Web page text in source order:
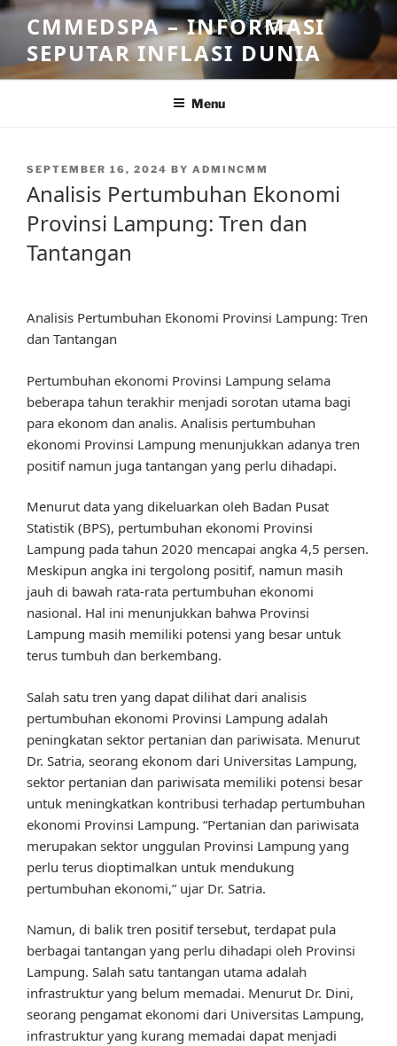
Skip
content
CMMEDSPA – INFORMASI
SEPUTAR INFLASI DUNIA
Menu
POSTED
SEPTEMBER 16, 2024 BY ADMINCMM
Analisis Pertumbuhan Ekonomi
Provinsi Lampung: Tren dan
Tantangan
Analisis Pertumbuhan Ekonomi Provinsi Lampung: Tren
dan Tantangan
Pertumbuhan ekonomi Provinsi Lampung selama
beberapa tahun terakhir menjadi sorotan utama bagi
para ekonom dan analis. Analisis pertumbuhan
ekonomi Provinsi Lampung menunjukkan adanya tren
positif namun juga tantangan yang perlu dihadapi.
Menurut data yang dikeluarkan oleh Badan Pusat
Statistik (BPS), pertumbuhan ekonomi Provinsi
Lampung pada tahun 2020 mencapai angka 4,5 persen.
Meskipun angka ini tergolong positif, namun masih
jauh di bawah rata-rata pertumbuhan ekonomi
nasional. Hal ini menunjukkan bahwa Provinsi
Lampung masih memiliki potensi yang besar untuk
terus tumbuh dan berkembang.
Salah satu tren yang dapat dilihat dari analisis
pertumbuhan ekonomi Provinsi Lampung adalah
peningkatan sektor pertanian dan pariwisata. Menurut
Dr. Satria, seorang ekonom dari Universitas Lampung,
sektor pertanian dan pariwisata memiliki potensi besar
untuk meningkatkan kontribusi terhadap pertumbuhan
ekonomi Provinsi Lampung. “Pertanian dan pariwisata
merupakan sektor unggulan Provinsi Lampung yang
perlu terus dioptimalkan untuk mendukung
pertumbuhan ekonomi,” ujar Dr. Satria.
Namun, di balik tren positif tersebut, terdapat pula
berbagai tantangan yang perlu dihadapi oleh Provinsi
Lampung. Salah satu tantangan utama adalah
infrastruktur yang belum memadai. Menurut Dr. Dini,
seorang pengamat ekonomi dari Universitas Lampung,
infrastruktur yang kurang memadai dapat menjadi